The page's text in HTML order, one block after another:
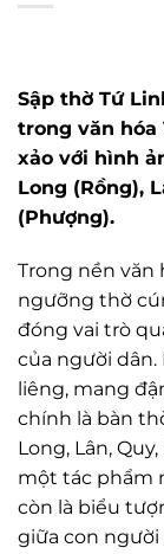
Sập thờ Tứ
trong văn
xảo với hình
Long (Rồng),
(Phượng).
Trong nền văn
ngưỡng thờ
đóng vai trò
của người
liêng, mang
chính là bàn
Long, Lân,
một tác phẩm
còn là biểu
giữa con người